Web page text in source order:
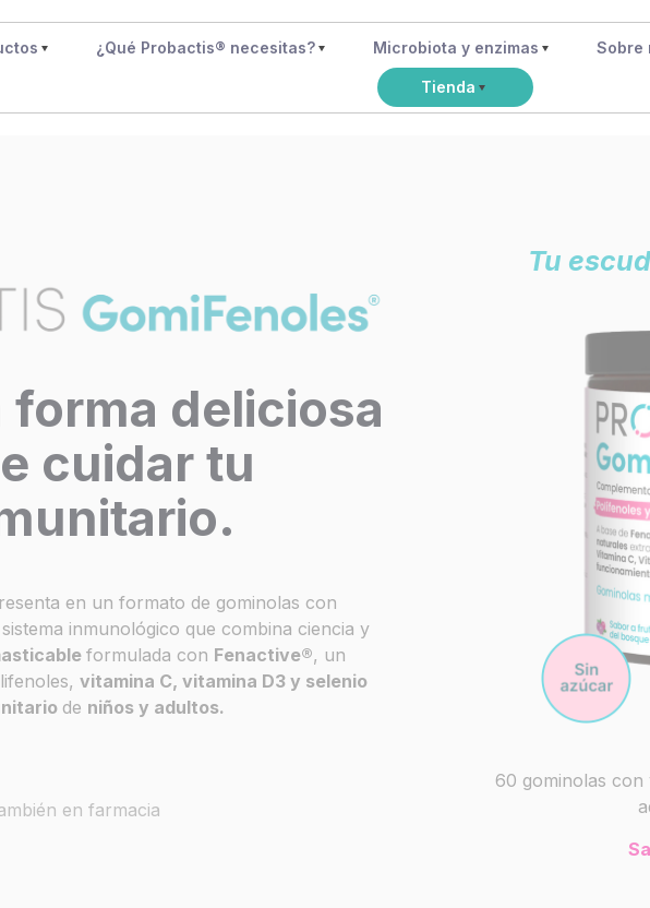
¿Qué Probactis® necesitas? Microbiota y enzimas Sobre
Tienda
forma deliciosa
cuidar tu
en un formato de gominolas con
inmunológico que combina ciencia y
formulada con Fenactive®, un
vitamina C, vitamina D3 y selenio
de niños y adultos.
en farmacia
Tu
60 gominolas